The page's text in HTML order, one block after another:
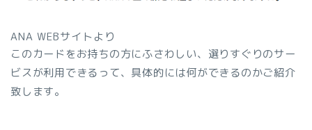
ANA WEBサイトより
このカードをお持ちの方にふさわしい、選りすぐりのサー
ビスが利用できるって、具体的には何ができるのかご紹介
致します。